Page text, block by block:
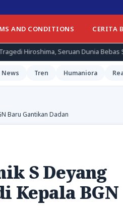
AND CONDITIONS CERITA
Seruan Dunia Bebas Senjata Nuklir
News Tren Humaniora
Baru Gantikan Dadan
S Deyang
Kepala BGN